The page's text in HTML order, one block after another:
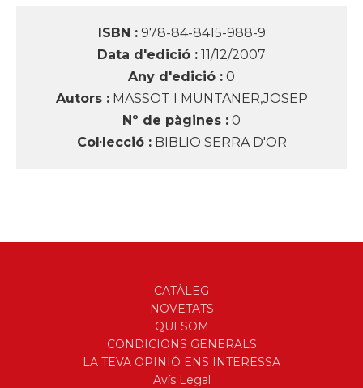
ISBN : 978-84-8415-988-9
Data d'edició : 11/12/2007
Any d'edició : 0
Autors : MASSOT I MUNTANER,JOSEP
Nº de pàgines : 0
Col·lecció : BIBLIO SERRA D'OR
CATÀLEG
NOVETATS
QUI SOM
CONDICIONS GENERALS
LA TEVA OPINIÓ ENS INTERESSA
Avís Legal